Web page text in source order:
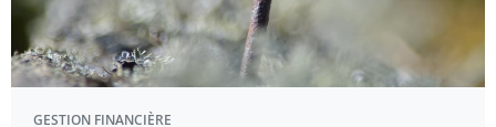
GESTION FINANCIÈRE